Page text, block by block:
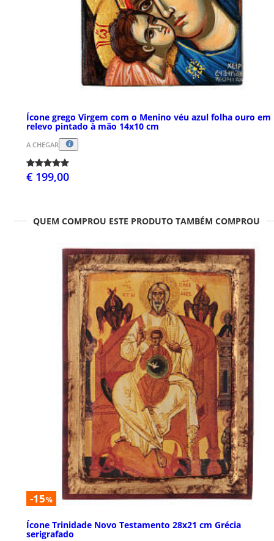
Ícone grego Virgem com o Menino véu azul folha ouro em
relevo pintado à mão 14x10 cm
A CHEGAR
€ 199,00
QUEM COMPROU ESTE PRODUTO TAMBÉM COMPROU
-15%
Ícone Trinidade Novo Testamento 28x21 cm Grécia
serigrafado